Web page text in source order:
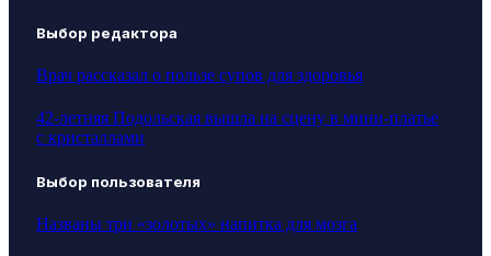
Выбор редактора
Врач рассказал о пользе супов для здоровья
42-летняя Подольская вышла на сцену в мини-платье
с кристаллами
Выбор пользователя
Названы три «золотых» напитка для мозга